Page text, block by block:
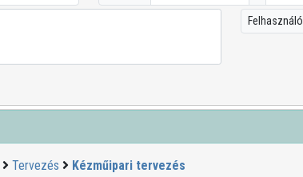
Felhasználó
Tervezés Kézműipari tervezés